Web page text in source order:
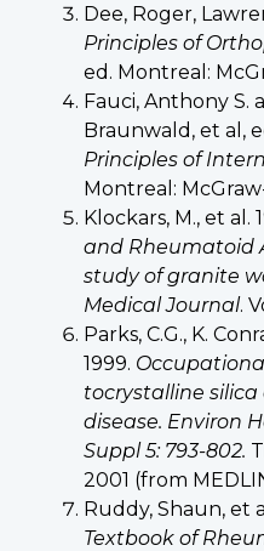
Dee, Roger,
Principles of
ed . Montreal:
Fauci, Anthony S.
Braunwald, et al,
Principles of
Montreal:
Klockars, M., et al.
and Rheumatoid
study of granite
Medical Journal.
Parks, C.G., K.
1999.
tocrystalline
disease. Environ
Suppl 5: 793-802.
2001 (from
Ruddy, Shaun, et
Textbook of